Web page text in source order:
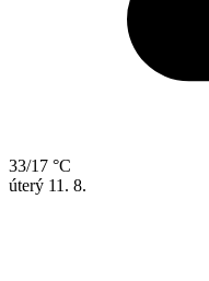
33/17 °C
úterý 11. 8.